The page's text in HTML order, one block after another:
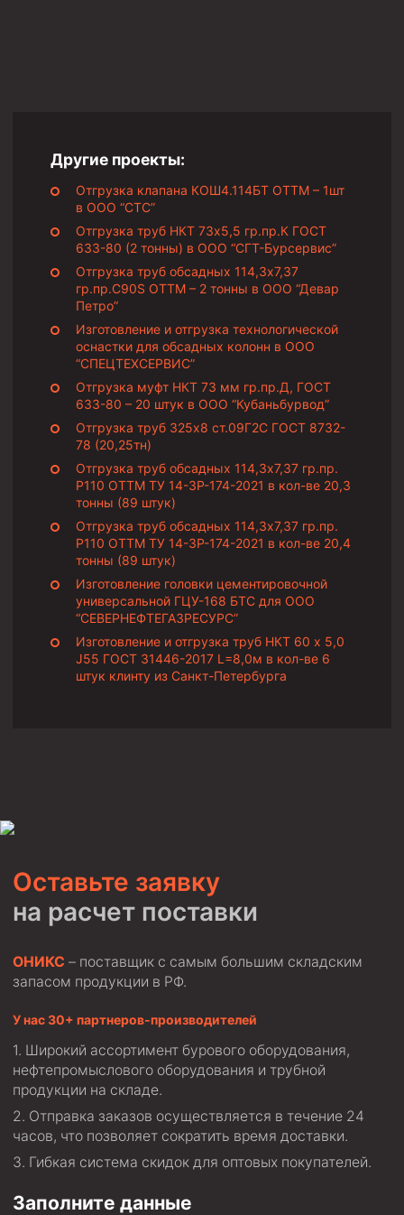
Муфта БТС 146
Муфта ОТТМ 245
Муфта ОТТМ 324
Муфта ОТТМ 178
Муфта ОТТМ 168
Муфта ОТТМ 114
Муфта ОТТГ 168
Муфта ОТТГ 146
Муфта ОТТГ 127
Муфта ОТТГ 114
Буровое оборудование
Фонтанная и запорная арматура
Оборудование для трубопроводов и манифольдов
высокого давления
Задвижки буровые
Буровые насосы
Противовыбросовое оборудование
Патрубки цементировочные ПЦ
Краны шаровые КШЗ
Устройство экранирующее для цементирования
скважин УЭЦС
Турбулизаторы типа ЦТ
Разъединители резьбовые РР
Переводники
Кольца ограничительные ПЦ и ЦЦ
Клапаны обратные
Краны шаровые и пробковые
Муфты ступенчатого цементирования
Другие проекты:
Отгрузка клапана КОШ4.114БТ ОТТМ – 1шт
в ООО “СТС”
Отгрузка труб НКТ 73х5,5 гр.пр.К ГОСТ
633-80 (2 тонны) в ООО “СГТ-Бурсервис”
Отгрузка труб обсадных 114,3х7,37
гр.пр.C90S ОТТМ – 2 тонны в ООО “Девар
Петро”
Изготовление и отгрузка технологической
оснастки для обсадных колонн в ООО
“СПЕЦТЕХСЕРВИС”
Отгрузка муфт НКТ 73 мм гр.пр.Д, ГОСТ
633-80 – 20 штук в ООО “Кубаньбурвод”
Отгрузка труб 325х8 ст.09Г2С ГОСТ 8732-
78 (20,25тн)
Отгрузка труб обсадных 114,3х7,37 гр.пр.
Р110 ОТТМ ТУ 14-3Р-174-2021 в кол-ве 20,3
тонны (89 штук)
Отгрузка труб обсадных 114,3х7,37 гр.пр.
Р110 ОТТМ ТУ 14-3Р-174-2021 в кол-ве 20,4
тонны (89 штук)
Изготовление головки цементировочной
универсальной ГЦУ-168 БТС для ООО
“СЕВЕРНЕФТЕГАЗРЕСУРС”
Изготовление и отгрузка труб НКТ 60 х 5,0
J55 ГОСТ 31446-2017 L=8,0м в кол-ве 6
штук клинту из Санкт-Петербурга
Оставьте заявку
на расчет поставки
ОНИКС – поставщик с самым большим складским
запасом продукции в РФ.
У нас 30+ партнеров-производителей
Широкий ассортимент бурового оборудования,
нефтепромыслового оборудования и трубной
продукции на складе.
Отправка заказов осуществляется в течение 24
часов, что позволяет сократить время доставки.
Гибкая система скидок для оптовых покупателей.
Заполните данные